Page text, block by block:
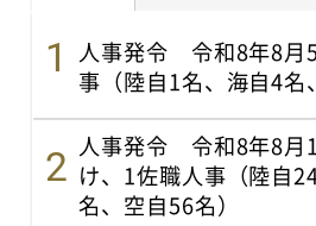
人事発令 令和8年8月
事（陸自1名、海自4名
人事発令 令和8年8月
け、1佐職人事（陸自
名、空自56名）